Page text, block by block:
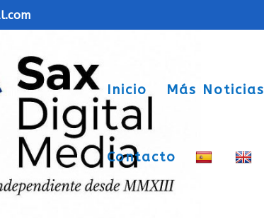
Inicio Más Noticias
Contacto
académico, para Sax